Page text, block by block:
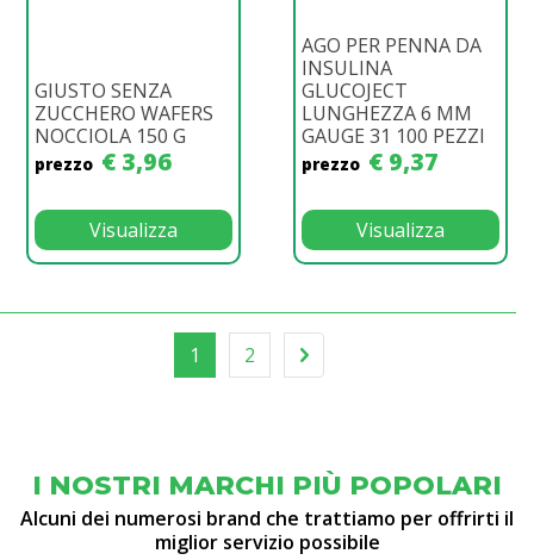
GIUSTO SENZA
ZUCCHERO WAFERS
NOCCIOLA 150 G
prezzo € 3,96
Visualizza
AGO PER PENNA DA
INSULINA
GLUCOJECT
LUNGHEZZA 6 MM
GAUGE 31 100 PEZZI
prezzo € 9,37
Visualizza
1 2
I NOSTRI MARCHI PIÙ POPOLARI
Alcuni dei numerosi brand che trattiamo per offrirti il
miglior servizio possibile